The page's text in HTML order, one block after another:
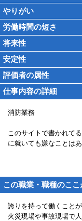
やりがい
労働時間の短さ
将来性
安定性
評価者の属性
仕事内容の詳細
消防業務
このサイトで書かれて
に就いても嫌なことはあ
この職業・職種のこ
誇りを持って働くこと
火災現場や事故現場で